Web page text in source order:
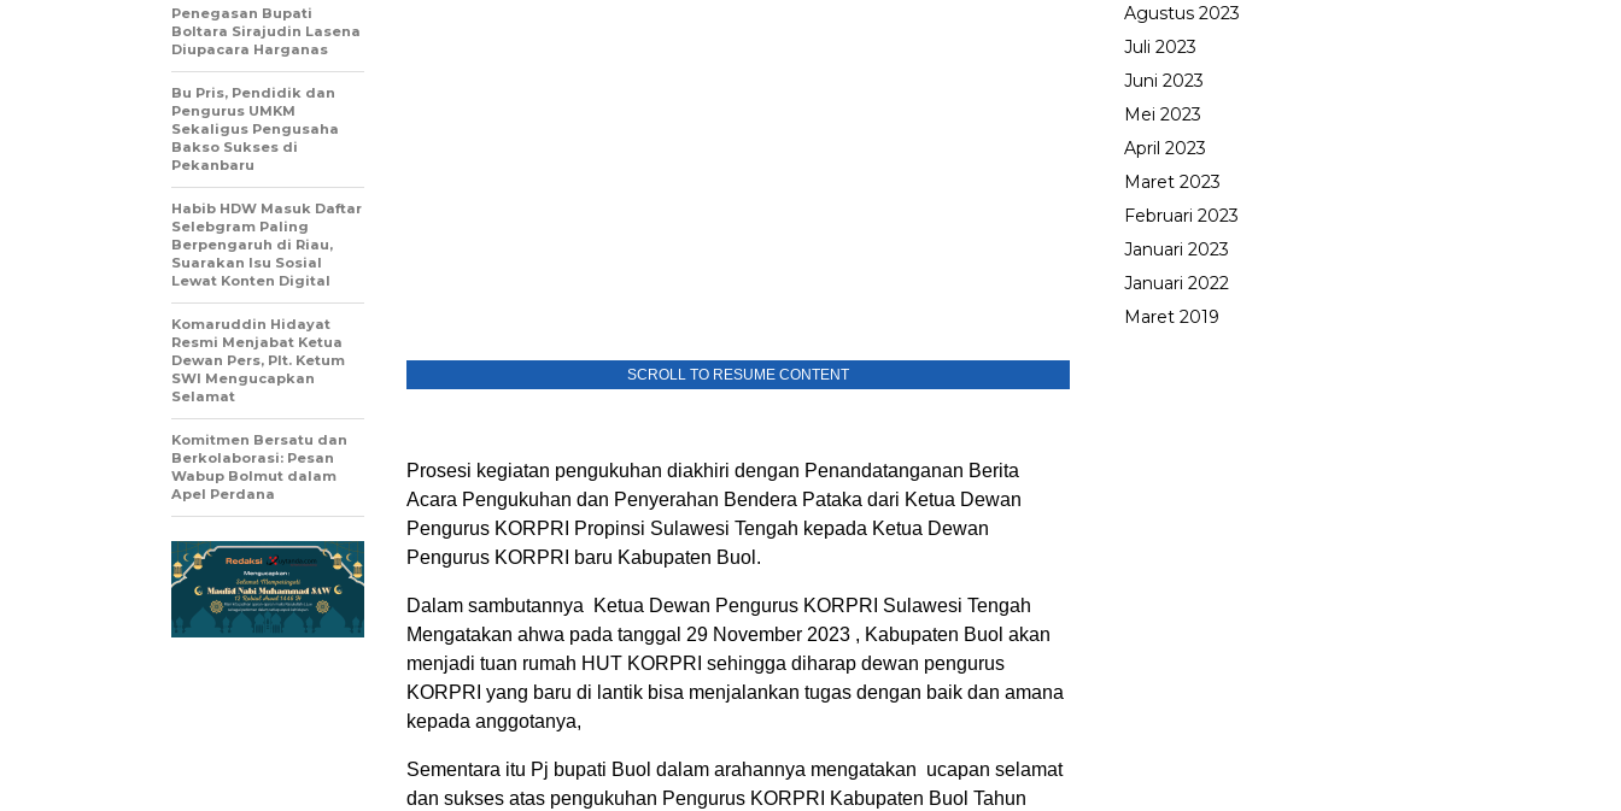
SCROLL TO RESUME CONTENT
Prosesi kegiatan pengukuhan diakhiri dengan Penandatanganan Berita
Acara Pengukuhan dan Penyerahan Bendera Pataka dari Ketua Dewan
Pengurus KORPRI Propinsi Sulawesi Tengah kepada Ketua Dewan
Pengurus KORPRI baru Kabupaten Buol.
Dalam sambutannya Ketua Dewan Pengurus KORPRI Sulawesi Tengah
Mengatakan ahwa pada tanggal 29 November 2023 , Kabupaten Buol akan
menjadi tuan rumah HUT KORPRI sehingga diharap dewan pengurus
KORPRI yang baru di lantik bisa menjalankan tugas dengan baik dan amana
kepada anggotanya,
Sementara itu Pj bupati Buol dalam arahannya mengatakan ucapan selamat
dan sukses atas pengukuhan Pengurus KORPRI Kabupaten Buol Tahun
Penegasan Bupati
Boltara Sirajudin Lasena
Diupacara Harganas
Bu Pris, Pendidik dan
Pengurus UMKM
Sekaligus Pengusaha
Bakso Sukses di
Pekanbaru
Habib HDW Masuk Daftar
Selebgram Paling
Berpengaruh di Riau,
Suarakan Isu Sosial
Lewat Konten Digital
Komaruddin Hidayat
Resmi Menjabat Ketua
Dewan Pers, Plt. Ketum
SWI Mengucapkan
Selamat
Komitmen Bersatu dan
Berkolaborasi: Pesan
Wabup Bolmut dalam
Apel Perdana
Agustus 2023
Juli 2023
Juni 2023
Mei 2023
April 2023
Maret 2023
Februari 2023
Januari 2023
Januari 2022
Maret 2019